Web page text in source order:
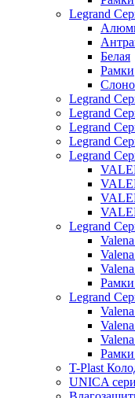
Legrand
Белая
Рамки
Legrand
Legrand
Legrand
Legrand
Legrand
Legrand
Legrand
T-Plast
UNICA